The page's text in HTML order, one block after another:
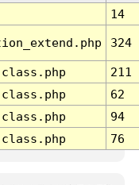
14
324
211
62
94
76